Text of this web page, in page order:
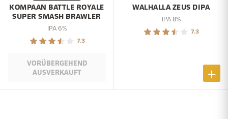
KOMPAAN BATTLE ROYALE
SUPER SMASH BRAWLER
IPA 6%
7.3
VORÜBERGEHEND
AUSVERKAUFT
WALHALLA ZEUS DIPA
IPA 8%
7.3